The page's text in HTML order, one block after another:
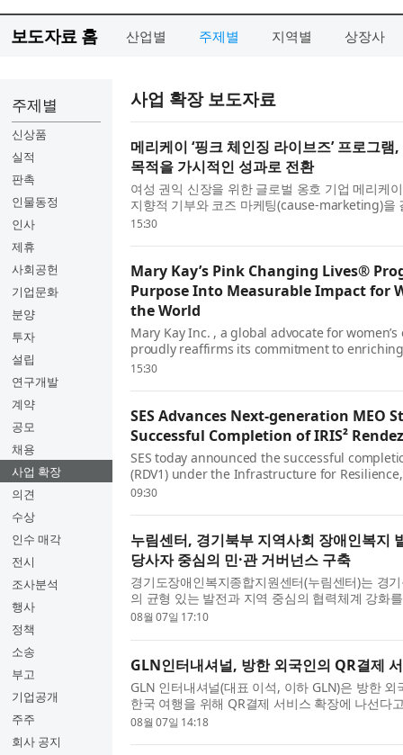
보도자료 홈 산업별 주제별 지역별 상장사
주제별
신상품
실적
판촉
인물동정
인사
제휴
사회공헌
기업문화
분양
투자
설립
연구개발
계약
공모
채용
사업 확장
의견
수상
인수 매각
전시
조사분석
행사
정책
소송
부고
기업공개
주주
회사 공지
사업 확장 보도자료
메리케이 ‘핑크 체인징 라이브즈’ 프로그
목적을 가시적인 성과로 전환
여성 권익 신장을 위한 글로벌 옹호 기업 메리케
지향적 기부와 코즈 마케팅(cause-marketing)을
의미 있고 측정 가능한 영향력을 창출하는 다각
15:30
Mary Kay’s Pink Changing Lives®
Purpose Into Measurable Impact for
the World
Mary Kay Inc. , a global advocate for
proudly reaffirms its commitment to enriching
worldwide through its signature Pink
15:30
SES Advances Next-generation MEO
Successful Completion of IRIS²
SES today announced the successful
(RDV1) under the Infrastructure for
and Security by Satellite (IRIS²) programme,
09:30
누림센터, 경기북부 지역사회 장애인복지
당사자 중심의 민·관 거버넌스 구축
경기도장애인복지종합지원센터(누림센터)는 경
의 균형 있는 발전과 지역 중심의 협력체계 강화
부 장애인복지서비스 발전 협의체’(이하 협의체)
08월 07일 17:10
GLN인터내셔널, 방한 외국인의 QR결제
GLN 인터내셔널(대표 이석, 이하 GLN)은 방한
한국 여행을 위해 QR결제 서비스 확장에 나선다
확장은 서울페이 운영 사업자인 쿠콘과의 제휴를
08월 07일 14:18